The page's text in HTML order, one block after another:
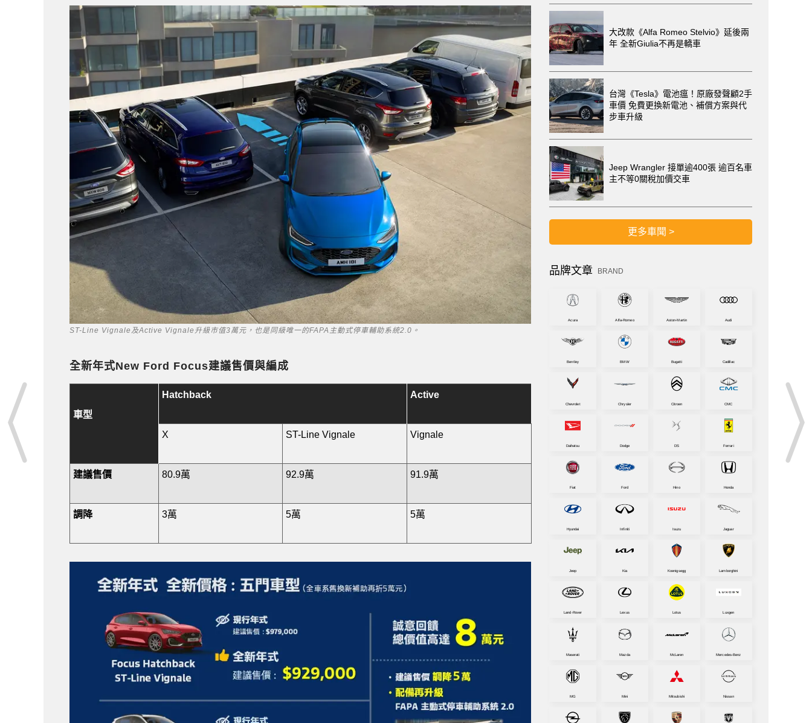
ST-Line Vignale及Active Vignale升級市值3萬元，也是同級唯一的FAPA主動式停車輔助系統2.0。
全新年式New Ford Focus建議售價與編成
車型
Hatchback Active
X ST-Line Vignale Vignale
建議售價 80.9萬 92.9萬 91.9萬
調降 3萬 5萬 5萬
大改款《Alfa Romeo Stelvio》延後兩
年 全新Giulia不再是轎車
台灣《Tesla》電池瘟！原廠發聲顧2手
車價 免費更換新電池、補償方案與代
步車升級
Jeep Wrangler 接單逾400張 逾百名車
主不等0關稅加價交車
更多車聞 >
品牌文章 BRAND
Acura Alfa-Romeo Aston-Martin Audi
Bentley BMW Bugatti Cadillac
Chevrolet Chrysler Citroen CMC
Daihatsu Dodge DS Ferrari
Fiat Ford Hino Honda
Hyundai Infiniti Isuzu Jaguar
Jeep Kia Koenigsegg Lamborghini
Land-Rover Lexus Lotus Luxgen
Maserati Mazda McLaren Mercedes-Benz
MG Mini Mitsubishi Nissan